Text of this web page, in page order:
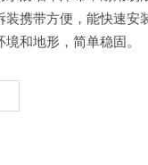
装携带方便，能快速安
和地形，简单稳固。